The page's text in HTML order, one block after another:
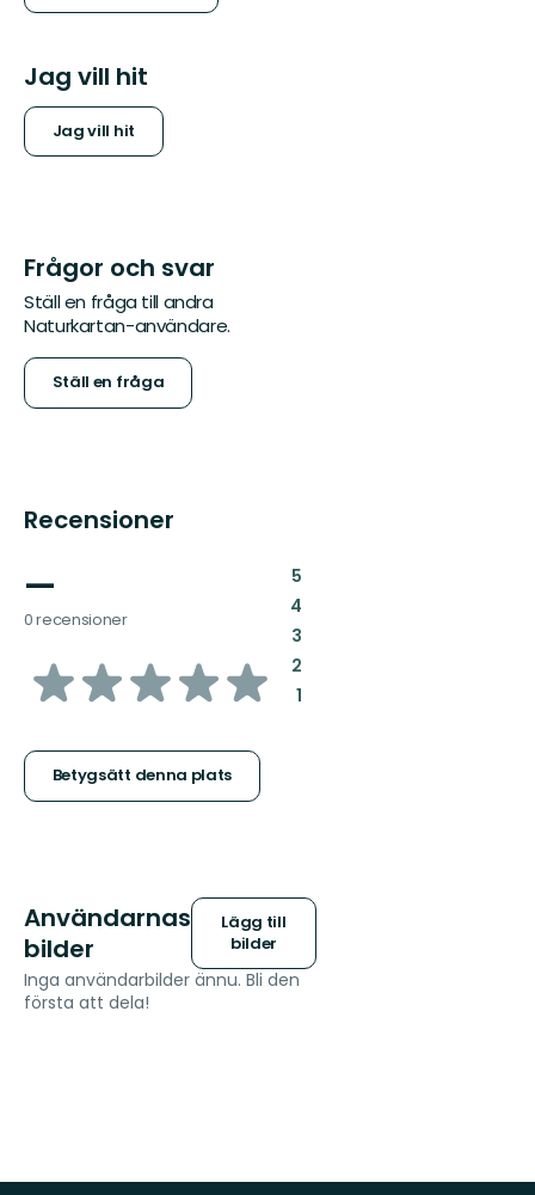
Jag vill hit
Jag vill hit
Frågor och svar
Ställ en fråga till andra
Naturkartan-användare.
Ställ en fråga
Recensioner
—
0 recensioner
av
stjärnor
Betygsätt denna plats
5:
4:
3:
2:
1:
Användarnas
bilder
Lägg till
bilder
Inga användarbilder ännu. Bli den
första att dela!